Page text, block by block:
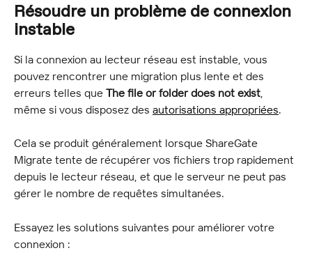
Résoudre un problème de connexion
instable
Si la connexion au lecteur réseau est instable, vous
pouvez rencontrer une migration plus lente et des
erreurs telles que The file or folder does not exist
même si vous disposez des autorisations appropriées.
Cela se produit généralement lorsque ShareGate
Migrate tente de récupérer vos fichiers trop rapidement
depuis le lecteur réseau, et que le serveur ne peut pas
gérer le nombre de requêtes simultanées.
Essayez les solutions suivantes pour améliorer votre
connexion :